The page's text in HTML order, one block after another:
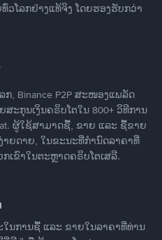
ວໂລກຢ່າງແທ້ຈິງ ໂດຍຮອງຮັບກວ່າ
, Binance P2P ສະໜອງແພລັດ
ະກຸນເງິນຄຣິບໂຕໃນ 800+ ວິທີການ
ຜູ້ໃຊ້ສາມາດຊື້, ຂາຍ ແລະ ຊື້ຂາຍ
າຍດາຍ, ໃນຂະນະທີ່ກໍານົດລາຄາທີ່
ເຂົາໃນຕະຫຼາດຄຣິບໂຕເສລີ.
ນການຊື້ ແລະ ຂາຍໃນລາຄາທີ່ທ່ານ